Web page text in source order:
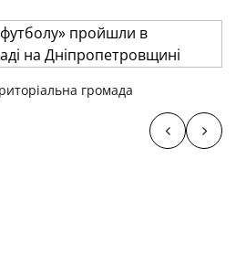
громада